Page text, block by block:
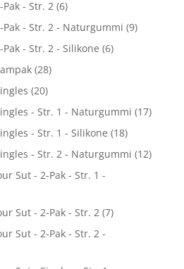
- Str. 2 (6)
Pak - Str. 2 - Naturgummi (9)
- Str. 2 - Silikone (6)
(28)
(20)
- Str. 1 - Naturgummi (17)
- Str. 1 - Silikone (18)
- Str. 2 - Naturgummi (12)
Sut - 2-Pak - Str. 1 -
Sut - 2-Pak - Str. 2 (7)
Sut - 2-Pak - Str. 2 -